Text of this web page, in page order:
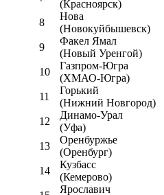
(Красноярск)
8
Нова
(Новокуйбышевск)
9
Факел Ямал
(Новый Уренгой)
10
Газпром-Югра
(ХМАО-Югра)
11
Горький
(Нижний Новгород)
12
Динамо-Урал
(Уфа)
13
Оренбуржье
(Оренбург)
14
Кузбасс
(Кемерово)
Ярославич